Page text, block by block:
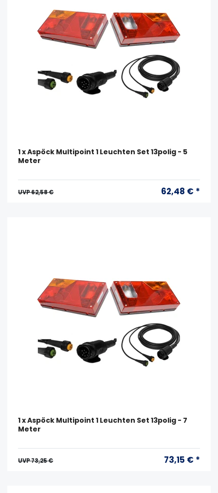
1 x Aspöck Multipoint 1 Leuchten Set 13polig - 5
Meter
UVP 62,58 € 62,48 € *
1 x Aspöck Multipoint 1 Leuchten Set 13polig - 7
Meter
UVP 73,25 € 73,15 € *